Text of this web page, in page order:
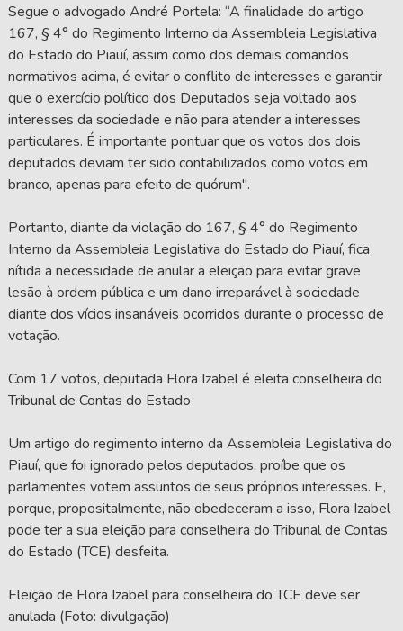
Segue o advogado André Portela: “A finalidade do artigo
167, § 4° do Regimento Interno da Assembleia Legislativa
do Estado do Piauí, assim como dos demais comandos
normativos acima, é evitar o conflito de interesses e garantir
que o exercício político dos Deputados seja voltado aos
interesses da sociedade e não para atender a interesses
particulares. É importante pontuar que os votos dos dois
deputados deviam ter sido contabilizados como votos em
branco, apenas para efeito de quórum".
Portanto, diante da violação do 167, § 4° do Regimento
Interno da Assembleia Legislativa do Estado do Piauí, fica
nítida a necessidade de anular a eleição para evitar grave
lesão à ordem pública e um dano irreparável à sociedade
diante dos vícios insanáveis ocorridos durante o processo de
votação.
Com 17 votos, deputada Flora Izabel é eleita conselheira do
Tribunal de Contas do Estado
Um artigo do regimento interno da Assembleia Legislativa do
Piauí, que foi ignorado pelos deputados, proíbe que os
parlamentes votem assuntos de seus próprios interesses. E,
porque, propositalmente, não obedeceram a isso, Flora Izabel
pode ter a sua eleição para conselheira do Tribunal de Contas
do Estado (TCE) desfeita.
Eleição de Flora Izabel para conselheira do TCE deve ser
anulada (Foto: divulgação)